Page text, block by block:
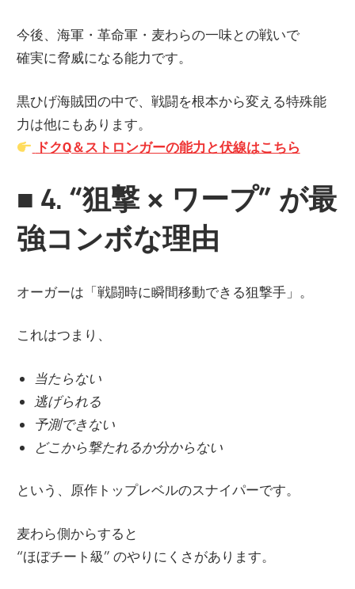
今後、海軍・革命軍・麦わらの一味との戦いで
確実に脅威になる能力です。
黒ひげ海賊団の中で、戦闘を根本から変える特殊能
力は他にもあります。
ドクQ＆ストロンガーの能力と伏線はこちら
■4. “狙撃 × ワープ” が最
強コンボな理由
オーガーは「戦闘時に瞬間移動できる狙撃手」。
これはつまり、
当たらない
逃げられる
予測できない
どこから撃たれるか分からない
という、原作トップレベルのスナイパーです。
麦わら側からすると
“ほぼチート級” のやりにくさがあります。